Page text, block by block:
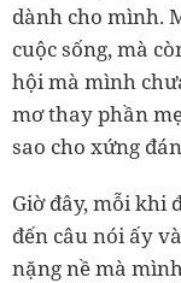
dành cho mình.
cuộc sống, mà
hội mà mình
mơ thay phần
sao cho xứng
Giờ đây, mỗi khi
đến câu nói ấy
nặng nề mà